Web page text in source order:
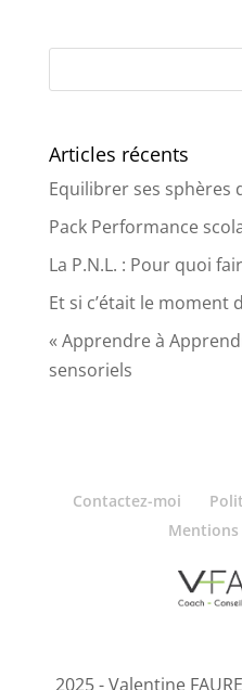
Articles récents
Equilibrer ses sphères
Pack Performance
La P.N.L. : Pour quoi
Et si c’était le moment
« Apprendre à
sensoriels
2025 - Valentine
Contactez-moi
Mentions